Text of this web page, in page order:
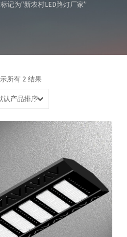
记为“新农村LED路灯厂家”
所有 2 结果
认产品排序